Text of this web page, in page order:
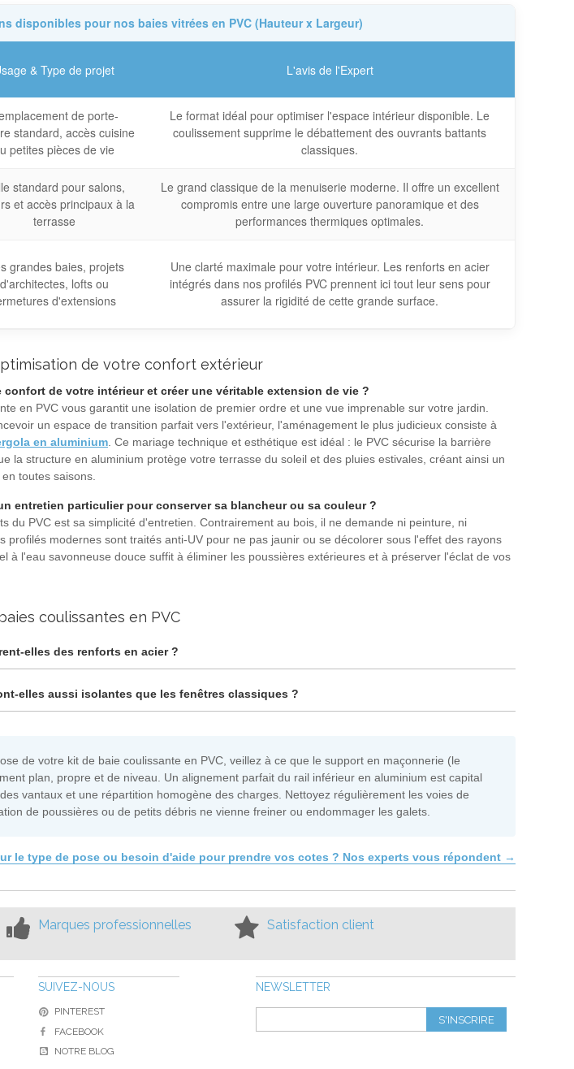
disponibles pour nos baies vitrées en PVC (Hauteur x Largeur)
& Type de projet L'avis de l'Expert
de porte-
standard, accès cuisine
petites pièces de vie
Le format idéal pour optimiser l'espace intérieur disponible. Le
coulissement supprime le débattement des ouvrants battants
classiques.
standard pour salons,
et accès principaux à la
terrasse
Le grand classique de la menuiserie moderne. Il offre un excellent
compromis entre une large ouverture panoramique et des
performances thermiques optimales.
grandes baies, projets
d'architectes, lofts ou
d'extensions
Une clarté maximale pour votre intérieur. Les renforts en acier
intégrés dans nos profilés PVC prennent ici tout leur sens pour
assurer la rigidité de cette grande surface.
de votre confort extérieur
confort de votre intérieur et créer une véritable extension de vie ?
en PVC vous garantit une isolation de premier ordre et une vue imprenable sur votre jardin.
un espace de transition parfait vers l'extérieur, l'aménagement le plus judicieux consiste à
en aluminium. Ce mariage technique et esthétique est idéal : le PVC sécurise la barrière
la structure en aluminium protège votre terrasse du soleil et des pluies estivales, créant ainsi un
toutes saisons.
entretien particulier pour conserver sa blancheur ou sa couleur ?
du PVC est sa simplicité d'entretien. Contrairement au bois, il ne demande ni peinture, ni
profilés modernes sont traités anti-UV pour ne pas jaunir ou se décolorer sous l'effet des rayons
à l'eau savonneuse douce suffit à éliminer les poussières extérieures et à préserver l'éclat de vos
coulissantes en PVC
elles des renforts en acier ?
elles aussi isolantes que les fenêtres classiques ?
de votre kit de baie coulissante en PVC, veillez à ce que le support en maçonnerie (le
plan, propre et de niveau. Un alignement parfait du rail inférieur en aluminium est capital
vantaux et une répartition homogène des charges. Nettoyez régulièrement les voies de
de poussières ou de petits débris ne vienne freiner ou endommager les galets.
le type de pose ou besoin d'aide pour prendre vos cotes ? Nos experts vous répondent →
Marques professionnelles Satisfaction client
NEWSLETTER
S'INSCRIRE
SUIVEZ-NOUS
PINTEREST
FACEBOOK
NOTRE BLOG